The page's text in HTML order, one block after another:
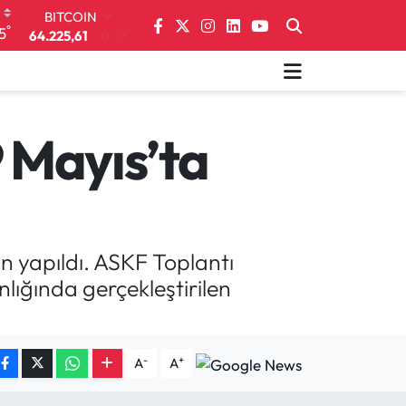
°
64.225,61 -0.63
DOLAR
64,2143
GRAM ALTIN
6510.40 0.45
BİST100
ASKF Toplantı
gerçekleştirilen
A- A+